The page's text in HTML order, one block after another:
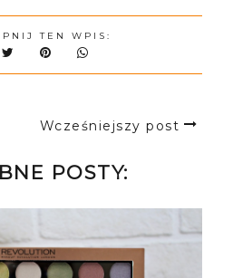
TEN WPIS:
Wcześniejszy post
POSTY: